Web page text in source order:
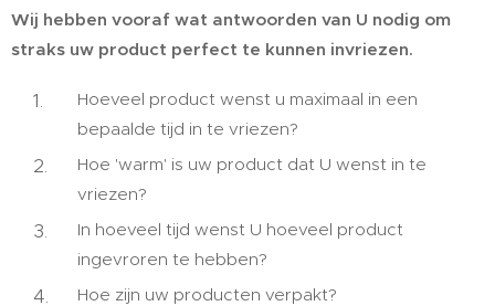
Wij hebben vooraf wat antwoorden van U nodig om
straks uw product perfect te kunnen invriezen.
Hoeveel product wenst u maximaal in een
bepaalde tijd in te vriezen?
Hoe 'warm' is uw product dat U wenst in te
vriezen?
In hoeveel tijd wenst U hoeveel product
ingevroren te hebben?
Hoe zijn uw producten verpakt?